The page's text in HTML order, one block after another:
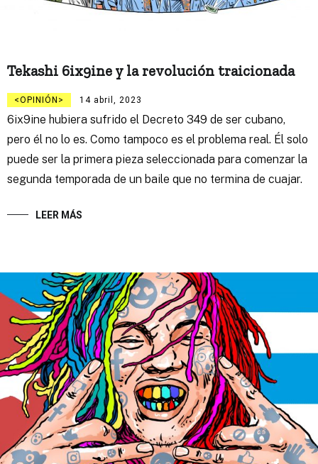
Tekashi 6ix9ine y la revolución traicionada
OPINIÓN 14 abril, 2023
6ix9ine hubiera sufrido el Decreto 349 de ser cubano,
pero él no lo es. Como tampoco es el problema real. Él solo
puede ser la primera pieza seleccionada para comenzar la
segunda temporada de un baile que no termina de cuajar.
LEER MÁS